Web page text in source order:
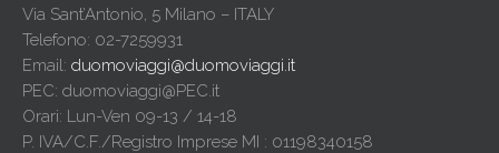
Via Sant’Antonio, 5 Milano – ITALY
Telefono: 02-7259931
Email: duomoviaggi@duomoviaggi.it
PEC: duomoviaggi@PEC.it
Orari: Lun-Ven 09-13 / 14-18
P. IVA/C.F./Registro Imprese MI : 01198340158